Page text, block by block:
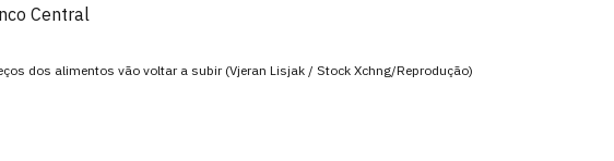
Central
dos alimentos vão voltar a subir (Vjeran Lisjak / Stock Xchng/Reprodução)